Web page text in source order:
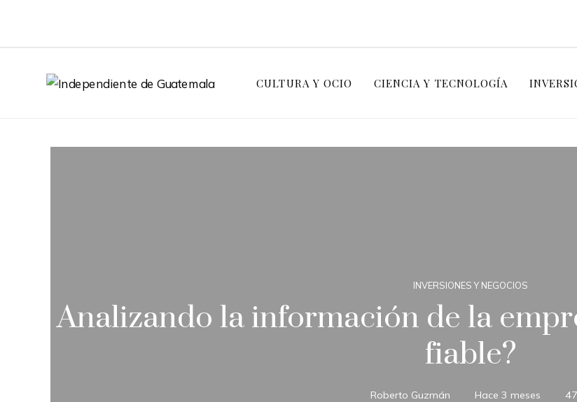
CULTURA Y OCIO CIENCIA Y TECNOLOGÍA
INVERSIONES Y NEGOCIOS
Analizando la información de la
fiable?
Roberto Guzmán Hace 3 meses 47